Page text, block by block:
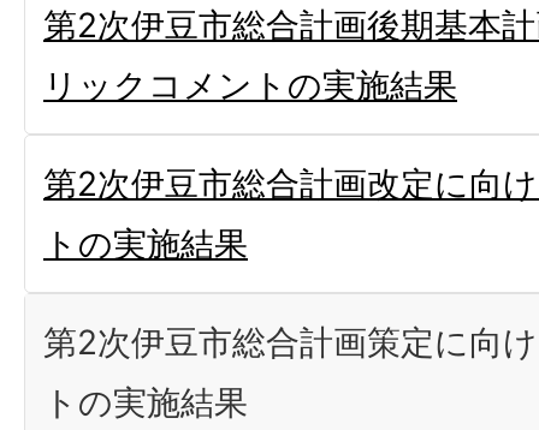
第2次伊豆市総合計画後期基本
リックコメントの実施結果
第2次伊豆市総合計画改定に向
トの実施結果
第2次伊豆市総合計画策定に向
トの実施結果